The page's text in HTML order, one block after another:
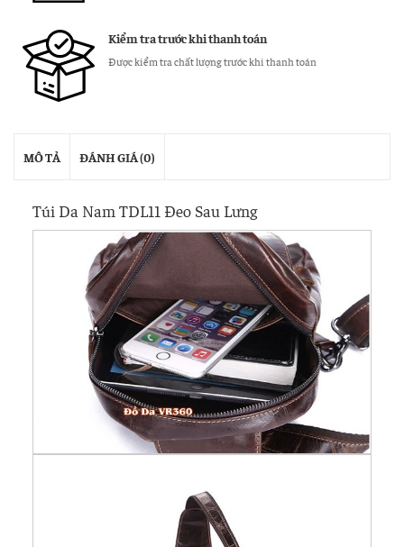
Kiểm tra trước khi thanh toán
Được kiểm tra chất lượng trước khi thanh toán
MÔ TẢ ĐÁNH GIÁ (0)
Túi Da Nam TDL11 Đeo Sau Lưng